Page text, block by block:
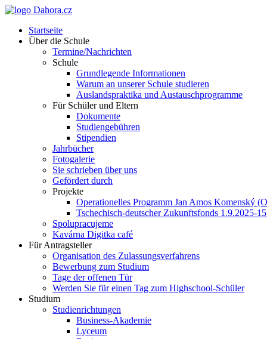
Startseite
Über die Schule
Termine/Nachrichten
Schule
Grundlegende Informationen
Warum an unserer Schule studieren
Auslandspraktika und Austauschprogramme
Für Schüler und Eltern
Dokumente
Studiengebühren
Stipendien
Jahrbücher
Fotogalerie
Sie schrieben über uns
Gefördert durch
Projekte
Operationelles Programm Jan Amos Komenský
Tschechisch-deutscher Zukunftsfonds 1.9.2025-
Spolupracujeme
Kavárna Digitka café
Für Antragsteller
Organisation des Zulassungsverfahrens
Bewerbung zum Studium
Tage der offenen Tür
Werden Sie für einen Tag zum Highschool-Schüler
Studium
Studienrichtungen
Business-Akademie
Lyceum